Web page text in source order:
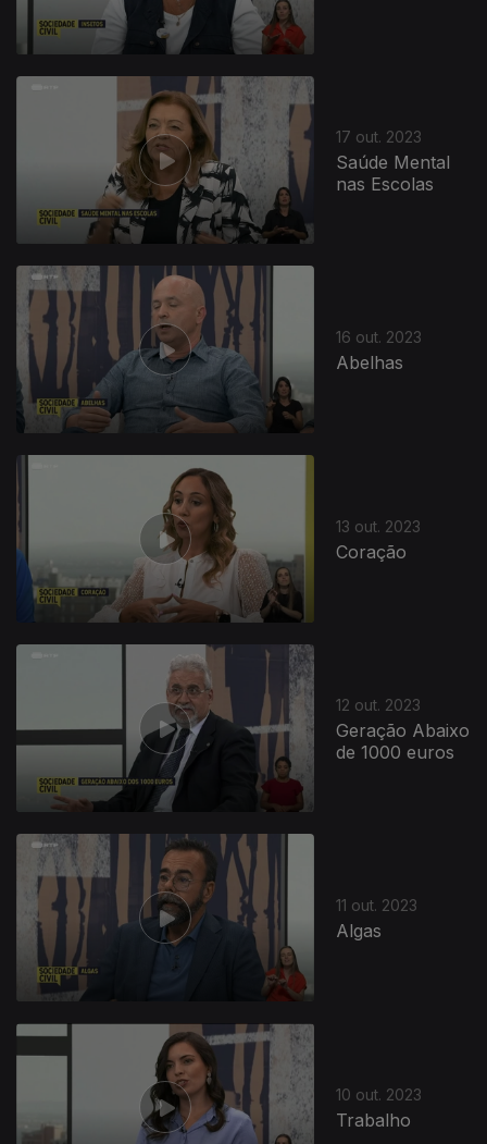
17 out. 2023
Saúde Mental
nas Escolas
16 out. 2023
Abelhas
13 out. 2023
Coração
12 out. 2023
Geração Abaixo
de 1000 euros
11 out. 2023
Algas
10 out. 2023
Trabalho